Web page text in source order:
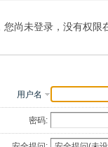
您尚未登录，没有权限
用户名
密码: